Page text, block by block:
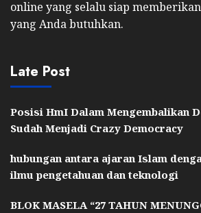
online yang selalu siap
yang Anda butuhkan.
Late Post
Posisi HmI Dalam Mengembalikan
Sudah Menjadi Crazy Democracy
hubungan antara ajaran Islam
ilmu pengetahuan dan teknologi
BLOK MASELA “27 TAHUN